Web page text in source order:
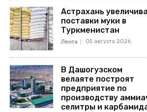
Астрахань
поставки муки в
Туркменистан
Лента 05 августа 2026
В Дашогузском
велаяте построят
предприятие по
производству
селитры и